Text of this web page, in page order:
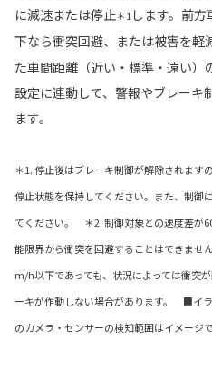
に減速または停止＊1 します。前
下なら衝突回避、または被害を軽
た車間距離（近い・標準・遠い）
設定に連動して、警報やブレーキ
ます。
＊1. 停止後はブレーキ制御が解除されます
停止状態を保持してください。また、制御
てください。 ＊2. 制御対象との速度差が
能限界から衝突を回避することはできませ
m/h以下であっても、状況によっては衝突
ーキが作動しない場合があります。 ■イ
のカメラ・センサーの検知範囲はイメージで